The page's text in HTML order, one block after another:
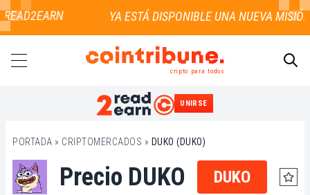
cripto para todos
UNIRSE
PORTADA » CRIPTOMERCADOS » DUKO (DUKO)
Precio DUKO DUKO